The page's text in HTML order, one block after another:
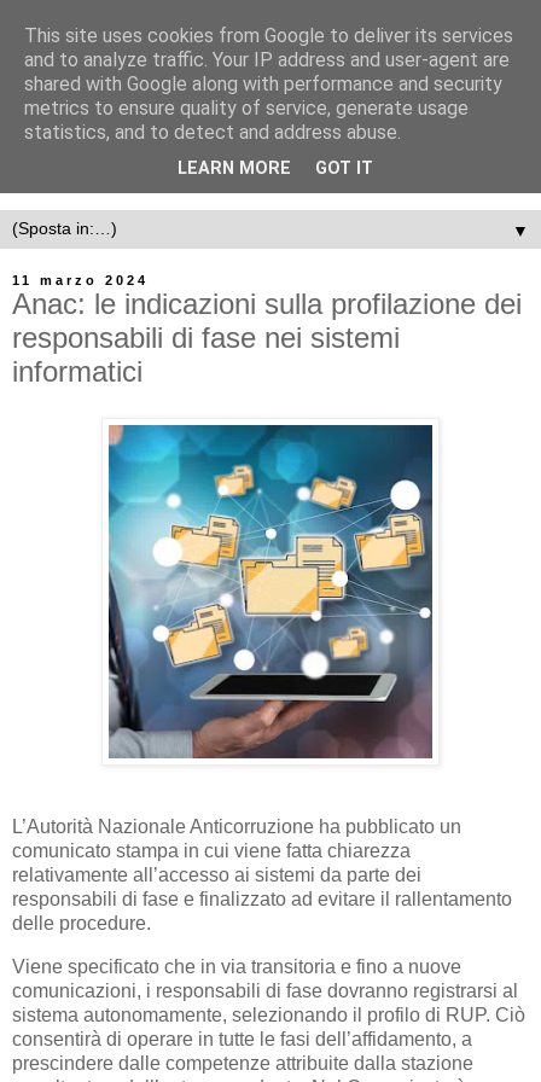
▼
11 marzo 2024
Anac: le indicazioni sulla profilazione dei
responsabili di fase nei sistemi
informatici
L’Autorità Nazionale Anticorruzione ha pubblicato un
comunicato stampa in cui viene fatta chiarezza
relativamente all’accesso ai sistemi da parte dei
responsabili di fase e finalizzato ad evitare il rallentamento
delle procedure.
Viene specificato che in via transitoria e fino a nuove
comunicazioni, i responsabili di fase dovranno registrarsi al
sistema autonomamente, selezionando il profilo di RUP. Ciò
consentirà di operare in tutte le fasi dell’affidamento, a
prescindere dalle competenze attribuite dalla stazione
This site uses cookies from Google to deliver its services
and to analyze traffic. Your IP address and user-agent are
shared with Google along with performance and security
metrics to ensure quality of service, generate usage
statistics, and to detect and address abuse.
LEARN MORE GOT IT